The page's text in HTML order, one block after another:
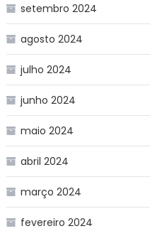
setembro 2024
agosto 2024
julho 2024
junho 2024
maio 2024
abril 2024
março 2024
fevereiro 2024